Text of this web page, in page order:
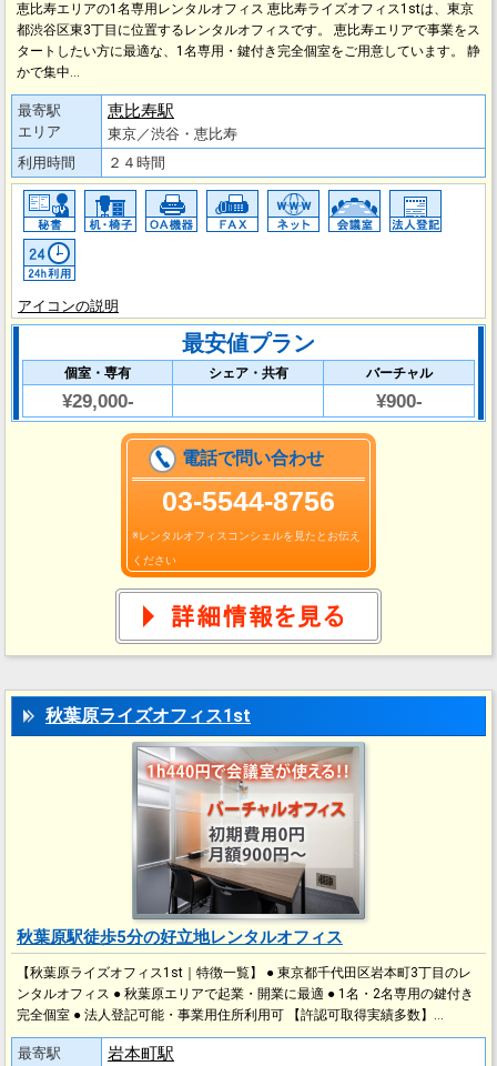
恵比寿エリアの1名専用レンタルオフィス 恵比寿ライズオフィス1stは、東京
都渋谷区東3丁目に位置するレンタルオフィスです。 恵比寿エリアで事業をス
タートしたい方に最適な、1名専用・鍵付き完全個室をご用意しています。 静
かで集中…
最寄駅
エリア
恵比寿駅
東京／渋谷・恵比寿
利用時間
２４時間
アイコンの説明
最安値プラン
個室・専有 シェア・共有 バーチャル
¥29,000- ¥900-
電話で問い合わせ
03‐5544-8756
※レンタルオフィスコンシェルを見たとお伝え
ください
秋葉原ライズオフィス1st
秋葉原駅徒歩5分の好立地レンタルオフィス
【秋葉原ライズオフィス1st｜特徴一覧】 ● 東京都千代田区岩本町3丁目のレ
ンタルオフィス ● 秋葉原エリアで起業・開業に最適 ● 1名・2名専用の鍵付き
完全個室 ● 法人登記可能・事業用住所利用可 【許認可取得実績多数】…
最寄駅 岩本町駅